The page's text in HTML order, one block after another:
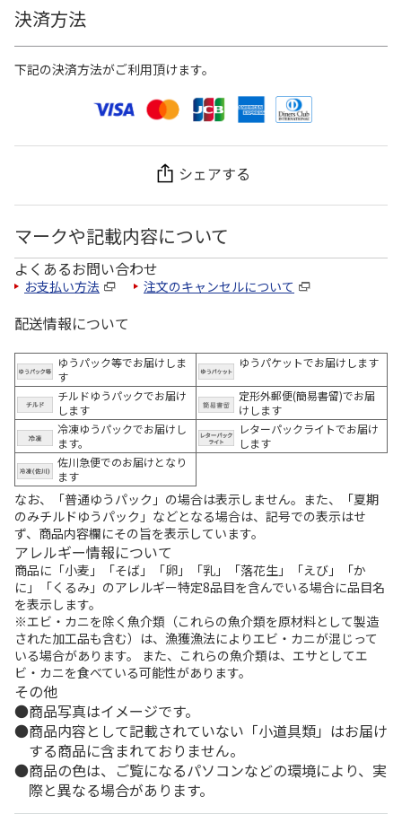
決済方法
下記の決済方法がご利用頂けます。
シェアする
マークや記載内容について
よくあるお問い合わせ
お支払い方法 注文のキャンセルについて
配送情報について
ゆうパック等でお届けしま
す
ゆうパケットでお届けします
チルドゆうパックでお届け
します
定形外郵便(簡易書留)でお届
けします
冷凍ゆうパックでお届けし
ます。
レターパックライトでお届け
します
佐川急便でのお届けとなり
ます
なお、「普通ゆうパック」の場合は表示しません。また、「夏期
のみチルドゆうパック」などとなる場合は、記号での表示はせ
ず、商品内容欄にその旨を表示しています。
アレルギー情報について
商品に「小麦」「そば」「卵」「乳」「落花生」「えび」「か
に」「くるみ」のアレルギー特定8品目を含んでいる場合に品目名
を表示します。
※エビ・カニを除く魚介類（これらの魚介類を原材料として製造
された加工品も含む）は、漁獲漁法によりエビ・カニが混じって
いる場合があります。 また、これらの魚介類は、エサとしてエ
ビ・カニを食べている可能性があります。
その他
商品写真はイメージです。
商品内容として記載されていない「小道具類」はお届け
する商品に含まれておりません。
商品の色は、ご覧になるパソコンなどの環境により、実
際と異なる場合があります。